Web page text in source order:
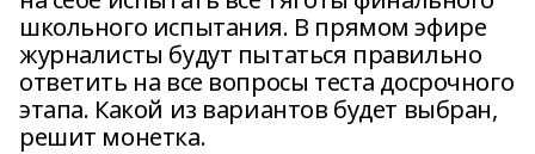
школьного испытания. В прямом эфире
журналисты будут пытаться правильно
ответить на все вопросы теста досрочного
этапа. Какой из вариантов будет выбран,
решит монетка.